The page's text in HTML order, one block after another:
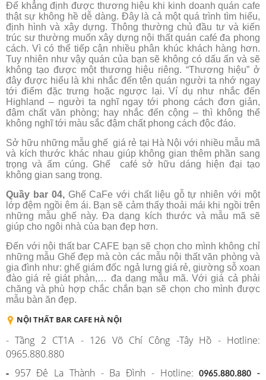
Để khẳng định được thương hiệu khi kinh doanh quán cafe
thật sự không hề dễ dàng. Đây là cả một quá trình tìm hiểu,
định hình và xây dựng. Thông thường chủ đầu tư và kiến
trúc sư thường muốn xây dựng nội thất quán café đa phong
cách. Vì có thể tiếp cận nhiều phân khúc khách hàng hơn.
Tuy nhiên như vậy quán của bạn sẽ không có dấu ấn và sẽ
không tạo được một thương hiệu riêng. “Thương hiệu” ở
đây được hiểu là khi nhắc đến tên quán người ta nhớ ngay
tới điểm đặc trưng hoặc ngược lại. Ví dụ như nhắc đến
Highland – người ta nghĩ ngay tới phong cách đơn giản,
đậm chất văn phòng; hay nhắc đến cộng – thì không thể
không nghĩ tới màu sắc đậm chất phong cách độc đáo.
Sở hữu những mẫu ghế giá rẻ tại Hà Nội với nhiều mẫu mã
và kích thước khác nhau giúp không gian thêm phần sang
trọng và ấm cúng. Ghế café sở hữu dáng hiện đại tạo
không gian sang trọng.
Quầy bar 04, Ghế CaFe với chất liệu gỗ tự nhiên với một
lớp đệm ngồi êm ái. Bạn sẽ cảm thấy thoải mái khi ngồi trên
những mẫu ghế này. Đa dạng kích thước và mẫu mã sẽ
giúp cho ngôi nhà của bạn đẹp hơn.
Đến với nội thất bar CAFE bạn sẽ chọn cho mình không chỉ
những mẫu Ghế đẹp mà còn các mẫu nội thất văn phòng và
gia đình như: ghế giám đốc ngả lưng giá rẻ, giường sỗ xoan
đào giá rẻ giát phản,… đa dạng mẫu mã. Với giá cả phải
chăng và phù hợp chắc chắn bạn sẽ chọn cho mình được
mẫu bàn ăn đẹp.
NỘI THẤT BAR CAFE HÀ NỘI
- Tầng 2 CT1A - 126 Võ Chí Công -Tây Hồ - Hotline:
0965.880.880
- 957 Đê La Thành - Ba Đình - Hotline:0965.880.880 -